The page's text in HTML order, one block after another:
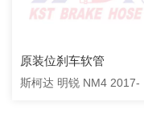
原装位刹车软管
斯柯达 明锐 NM4 2017-